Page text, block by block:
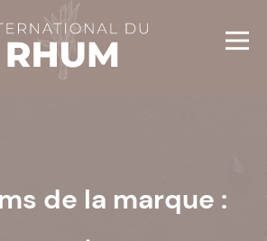
de la marque :
panel